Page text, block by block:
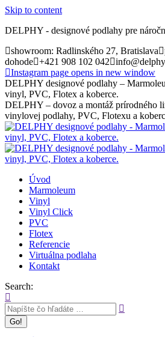
Skip to content
DELPHY - designové podlahy pre
showroom: Radlinského 27, Bratislava
dohode +421 908 102 042
Instagram page opens in new window
DELPHY designové podlahy –
vinyl, PVC, Flotex a koberce.
DELPHY – dovoz a montáž prírodného
vinylovej podlahy, PVC, Flotexu a
Úvod
Marmoleum
Vinyl
Vinyl Click
PVC
Flotex
Referencie
Virtuálna podlaha
Kontakt
Search: